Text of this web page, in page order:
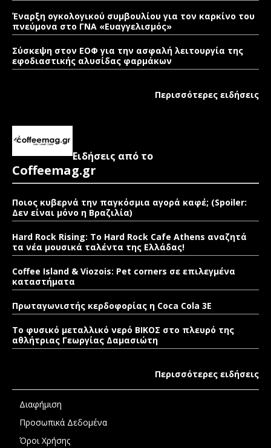
Έναρξη ογκολογικού συμβουλίου για τον καρκίνο του
πνεύμονα στο ΓΝΑ «Ευαγγελισμός»
Σύσκεψη στον ΕΟΦ για την ασφαλή λειτουργία της
εφοδιαστικής αλυσίδας φαρμάκων
Περισσότερες ειδήσεις
Ειδήσεις από το
Coffeemag.gr
Ποιος κυβερνά την παγκόσμια αγορά καφέ; (Spoiler:
Δεν είναι μόνο η Βραζιλία)
Hard Rock Rising: Το Hard Rock Cafe Athens αναζητά
τα νέα μουσικά ταλέντα της Ελλάδας!
Coffee Island & Viozois: Pet corners σε επιλεγμένα
καταστήματα
Πρωταγωνιστής κερδοφορίας η Coca Cola 3E
Το φυσικό μεταλλικό νερό ΒΙΚΟΣ στο πλευρό της
αθλήτριας Γεωργίας Δαμασιώτη
Περισσότερες ειδήσεις
Διαφήμιση
Προσωπικά Δεδομένα
Όροι Χρήσης